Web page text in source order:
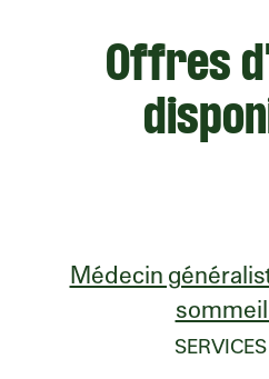
Offres
Médecin
SERVICES